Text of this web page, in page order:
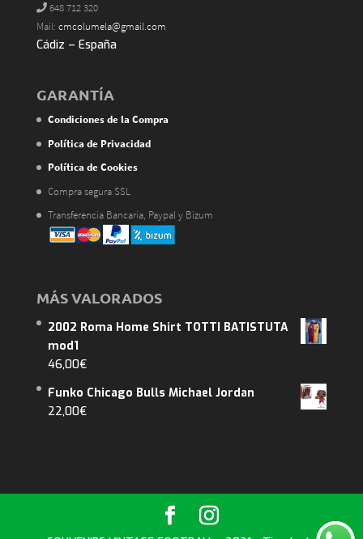
648 712 320
Mail: cmcolumela@gmail.com
Cádiz – España
GARANTÍA
Condiciones de la Compra
Política de Privacidad
Política de Cookies
Compra segura SSL
Transferencia Bancaria, Paypal y Bizum
MÁS VALORADOS
2002 Roma Home Shirt TOTTI BATISTUTA
mod1
46,00€
Funko Chicago Bulls Michael Jordan
22,00€